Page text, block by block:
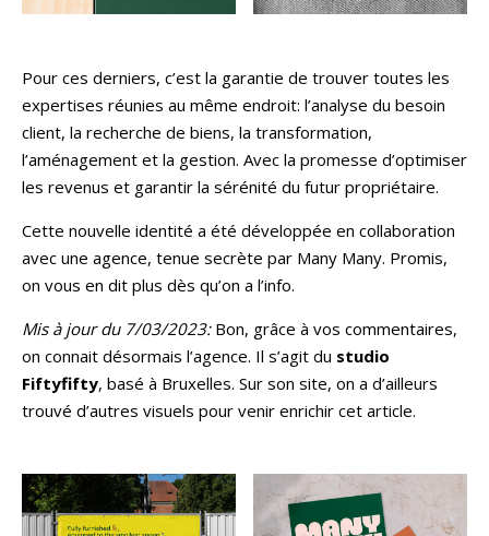
Pour ces derniers, c’est la garantie de trouver toutes les
expertises réunies au même endroit: l’analyse du besoin
client, la recherche de biens, la transformation,
l’aménagement et la gestion. Avec la promesse d’optimiser
les revenus et garantir la sérénité du futur propriétaire.
Cette nouvelle identité a été développée en collaboration
avec une agence, tenue secrète par Many Many. Promis,
on vous en dit plus dès qu’on a l’info.
Mis à jour du 7/03/2023: Bon, grâce à vos commentaires,
on connait désormais l’agence. Il s’agit du studio
Fiftyfifty, basé à Bruxelles. Sur son site, on a d’ailleurs
trouvé d’autres visuels pour venir enrichir cet article.